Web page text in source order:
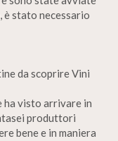
è stato necessario
da scoprire Vini
ha visto arrivare in
produttori
bene e in maniera